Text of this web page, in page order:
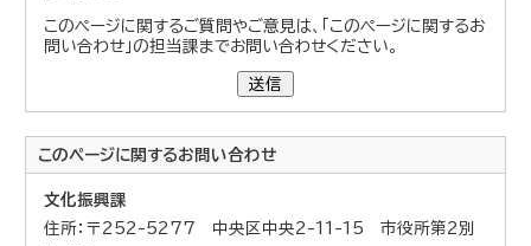
このページに関するご質問やご意見は、「このページに関するお
問い合わせ」の担当課までお問い合わせください。
送信
このページに関するお問い合わせ
文化振興課
住所：〒252-5277 中央区中央2-11-15 市役所第2別